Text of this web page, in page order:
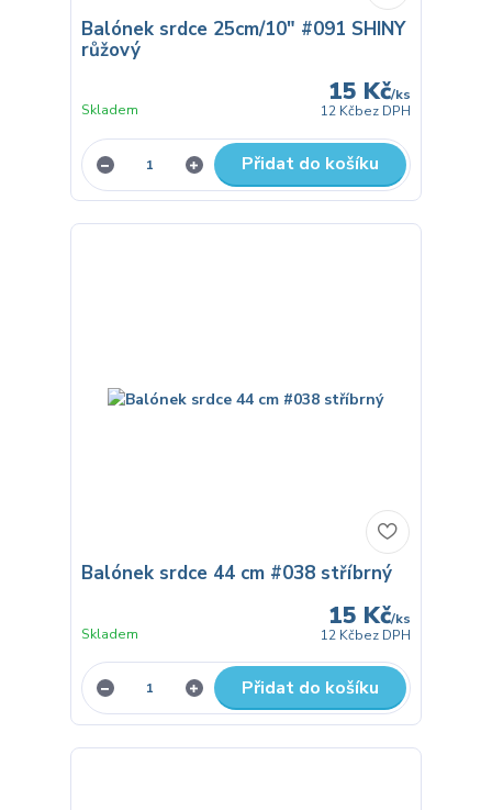
Balónek srdce 25cm/10" #091 SHINY
růžový
15 Kč/ks
12 Kčbez DPH
Skladem
Přidat do košíku
Balónek srdce 44 cm #038 stříbrný
15 Kč/ks
12 Kčbez DPH
Skladem
Přidat do košíku